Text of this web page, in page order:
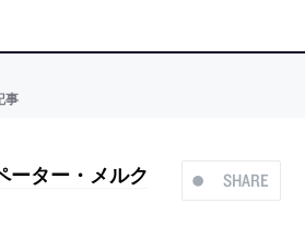
事
SHARE
ター・メルク